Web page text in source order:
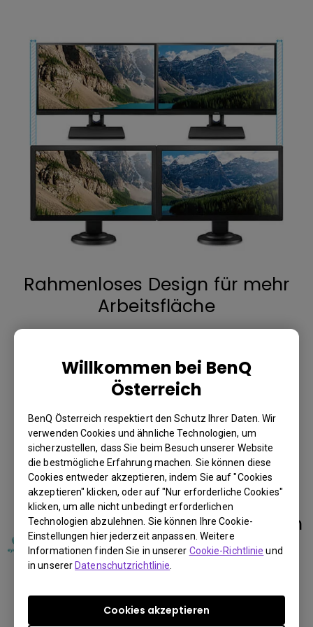
Willkommen bei BenQ
Österreich
BenQ Österreich respektiert den Schutz Ihrer Daten. Wir
verwenden Cookies und ähnliche Technologien, um
sicherzustellen, dass Sie beim Besuch unserer Website
die bestmögliche Erfahrung machen. Sie können diese
Cookies entweder akzeptieren, indem Sie auf "Cookies
akzeptieren" klicken, oder auf "Nur erforderliche Cookies"
klicken, um alle nicht unbedingt erforderlichen
Technologien abzulehnen. Sie können Ihre Cookie-
Einstellungen hier jederzeit anpassen. Weitere
Informationen finden Sie in unserer Cookie-Richtlinie und
in unsererDatenschutzrichtlinie
Cookies akzeptieren
Du kannst auch hier
einkaufen
Geschäfte finden
Rahmenloses Design für mehr
Arbeitsfläche
breite Einfassung verleiht den Monitoren eine
elegante Optik.
Entspannung für die
Augen
Branchenführende Innovation
zur Schonung der Augen:
BenQ Eye-Care-Technologie
Die exklusive BenQ Technologie zur Schonung der
Augen reduziert Ermüdungserscheinungen und